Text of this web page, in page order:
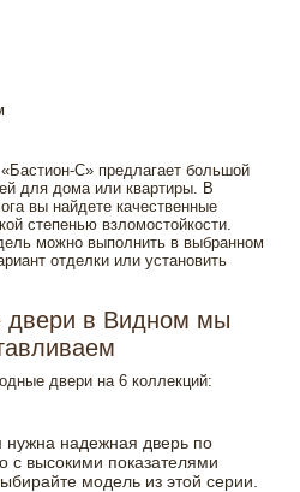
С» предлагает большой
для дома или квартиры. В
вы найдете качественные
степенью взломостойкости.
можно выполнить в выбранном
отделки или установить
двери в Видном мы
двери на 6 коллекций:
нужна надежная дверь по
с высокими показателями
модель из этой серии.